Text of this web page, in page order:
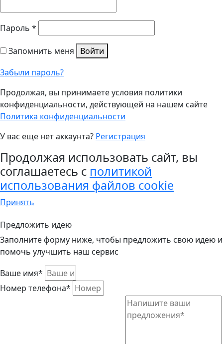
Пароль *
Запомнить меня
Войти
Забыли пароль?
Продолжая, вы принимаете условия политики
конфиденциальности, действующей на нашем сайте
Политика конфиденциальности
У вас еще нет аккаунта? Регистрация
Продолжая использовать сайт, вы
соглашаетесь с политикой
использования файлов cookie
Принять
Предложить идею
Заполните форму ниже, чтобы предложить свою идею и
помочь улучшить наш сервис
Ваше имя*
Номер телефона*